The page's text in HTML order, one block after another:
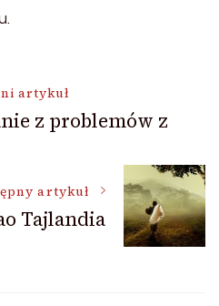
artykuł
z problemów z
artykuł
Tajlandia